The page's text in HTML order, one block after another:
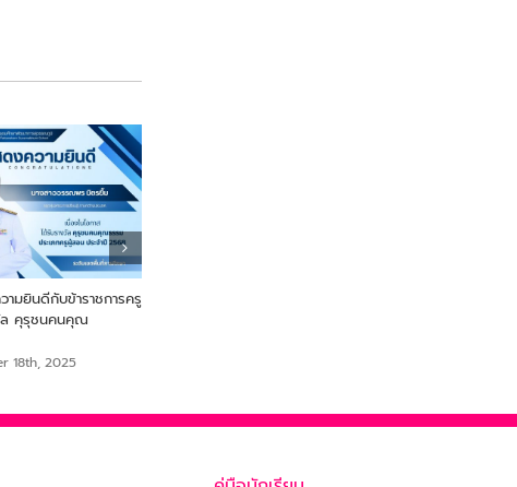
มยินดีกับข้าราชการครู
ล คุรุชนคนคุณ
18th, 2025